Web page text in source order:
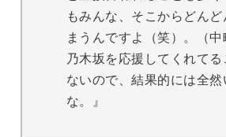
もみんな、そこからどん
まうんですよ（笑）。（
乃木坂を応援してくれて
ないので、結果的には全
な。』